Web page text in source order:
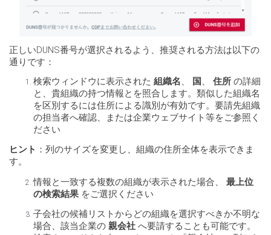
正しいDUNS番号が選択されるよう、推奨される方法は以下の
通りです：
検索ウィンドウに表示された 組織名、 国 、 住所 の詳細
と、貴組織の持つ情報とを照合します。類似した組織名
を区別するには住所による識別が有効です。要請先組織
の担当者へ確認、または企業ウェブサイト等をご参照く
ださい
ヒント ：列のサイズを変更し、組織の住所全体を表示できま
す。
情報と一致する複数の組織が表示された場合、 最上位
の検索結果 をご選択ください
子会社の候補リストからどの組織を選択すべきか不明な
場合、該当企業の 親会社 へ要請することも可能です。